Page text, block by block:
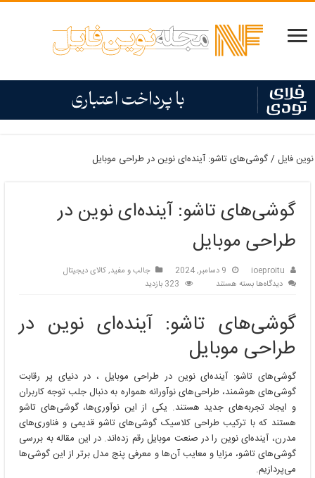
نوین فایل/گوشی‌های تاشو: آینده‌ای نوین در طراحی موبایل
گوشی‌های تاشو: آینده‌ای نوین در
طراحی موبایل
ioeproitu 9 دسامبر, 2024 جالب و مفید,کالای دیجیتال
دیدگاه‌هابرای
آینده‌ای
نوین
در
طراحی
موبایل
بسته هستند 323 بازدید
گوشی‌های تاشو: آینده‌ای نوین در
طراحی موبایل
گوشی‌های تاشو: آینده‌ای نوین در طراحی موبایل ، در دنیای پر رقابت
گوشی‌های هوشمند، طراحی‌های نوآورانه همواره به دنبال جلب توجه کاربران
و ایجاد تجربه‌های جدید هستند. یکی از این نوآوری‌ها، گوشی‌های تاشو
هستند که با ترکیب طراحی کلاسیک گوشی‌های تاشو قدیمی و فناوری‌های
مدرن، آینده‌ای نوین را در صنعت موبایل رقم زده‌اند. در این مقاله به بررسی
گوشی‌های تاشو، مزایا و معایب آن‌ها و معرفی پنج مدل برتر از این گوشی‌ها
می‌پردازیم.